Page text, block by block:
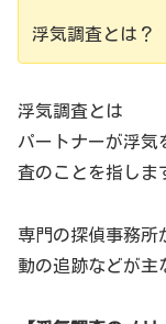
浮気調査とは？
浮気調査とは
パートナーが浮気
査のことを指しま
専門の探偵事務所
動の追跡などが主